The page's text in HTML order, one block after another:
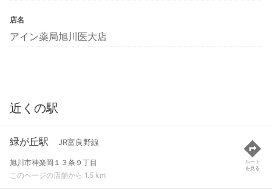
店名
アイン薬局旭川医大店
近くの駅
緑が丘駅 JR富良野線
旭川市神楽岡１３条９丁目
このページの店舗から 1.5 km
ルート
を見る